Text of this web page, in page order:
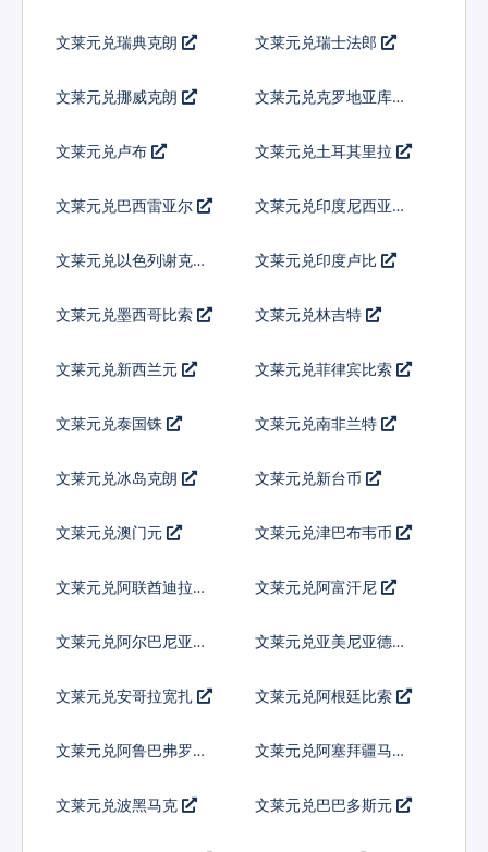
文莱元兑瑞典克朗 文莱元兑瑞士法郎
文莱元兑挪威克朗 文莱元兑克罗地亚库纳
文莱元兑卢布 文莱元兑土耳其里拉
文莱元兑巴西雷亚尔
文莱元兑印度尼西亚卢
文莱元兑以色列谢克尔 文莱元兑印度卢比
文莱元兑墨西哥比索 文莱元兑林吉特
文莱元兑新西兰元 文莱元兑菲律宾比索
文莱元兑泰国铢 文莱元兑南非兰特
文莱元兑冰岛克朗 文莱元兑新台币
文莱元兑澳门元 文莱元兑津巴布韦币
文莱元兑阿联酋迪拉姆
文莱元兑阿富汗尼
文莱元兑阿尔巴尼亚列
文莱元兑亚美尼亚德拉
文莱元兑安哥拉宽扎 文莱元兑阿根廷比索
文莱元兑阿鲁巴弗罗林
文莱元兑阿塞拜疆马纳
文莱元兑波黑马克 文莱元兑巴巴多斯元